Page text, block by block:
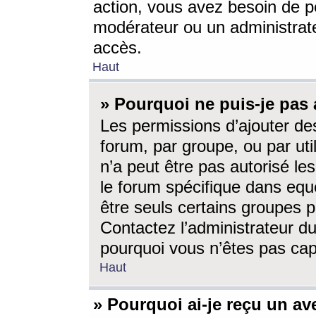
action, vous avez besoin de
modérateur ou un
accès.
Haut
» Pourquoi ne puis-je
Les permissions d’ajouter
forum, par groupe, ou par
n’a peut être pas autorisé
le forum spécifique dans
être seuls certains groupes
Contactez l’administrateur
pourquoi vous n’êtes pas
Haut
» Pourquoi ai-je reçu un